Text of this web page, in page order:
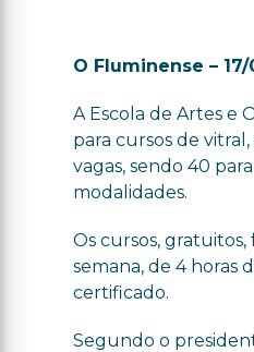
O Fluminense – 17/
A Escola de Artes e
para cursos de
vagas, sendo 40
modalidades.
Os cursos,
semana, de 4 horas
certificado.
Segundo o